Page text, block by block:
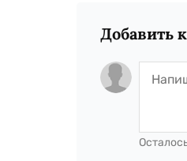
Добавить